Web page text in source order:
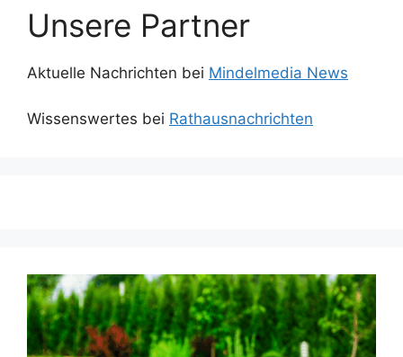
Unsere Partner
Aktuelle Nachrichten bei Mindelmedia News
Wissenswertes bei Rathausnachrichten